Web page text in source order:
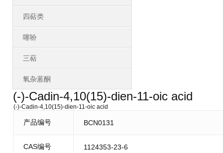
四萜类
噻吩
三萜
氧杂蒽酮
(-)-Cadin-4,10(15)-dien-11-oic acid
(-)-Cadin-4,10(15)-dien-11-oic acid
产品编号 BCN0131
CAS编号 1124353-23-6